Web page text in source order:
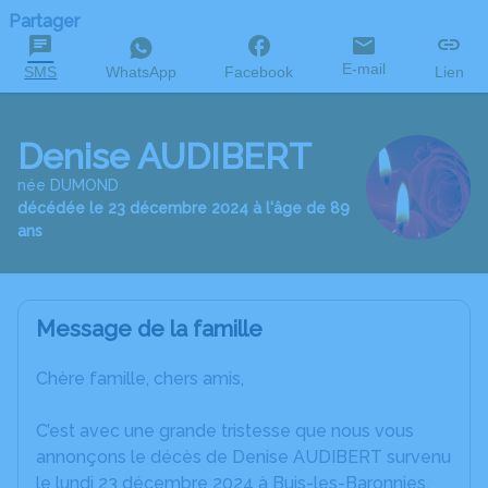
Partager
SMS WhatsApp Facebook E-mail Lien
Denise AUDIBERT
née DUMOND
décédée le 23 décembre 2024 à l'âge de 89
ans
Message de la famille
Chère famille, chers amis,
C’est avec une grande tristesse que nous vous
annonçons le décès de Denise AUDIBERT survenu
le lundi 23 décembre 2024 à Buis-les-Baronnies.